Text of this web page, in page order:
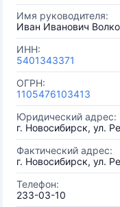
Имя руководителя:
Иван Иванович
ИНН:
5401343371
ОГРН:
1105476103413
Юридический адрес:
г. Новосибирск, ул.
Фактический адрес:
г. Новосибирск, ул.
Телефон:
233-03-10